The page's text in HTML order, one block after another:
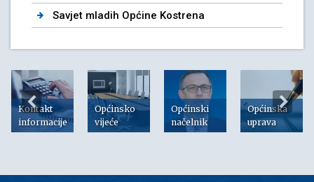
Savjet mladih Općine Kostrena
Kontakt
informacije
Općinsko
vijeće
Općinski
načelnik
Općinska
uprava